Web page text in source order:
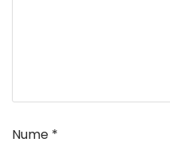
Nume *